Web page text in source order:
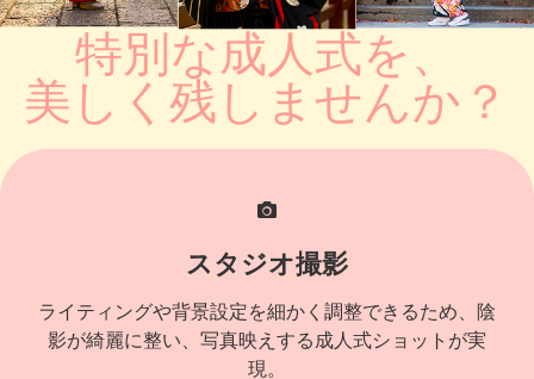
特別な成人式を、
美しく残しませんか？
スタジオ撮影
ライティングや背景設定を細かく調整できるため、陰
影が綺麗に整い、写真映えする成人式ショットが実
現。